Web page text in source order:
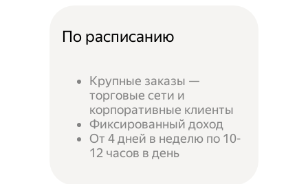
По расписанию
Крупные заказы —
торговые сети и
корпоративные клиенты
Фиксированный доход
От 4 дней в неделю по 10-
12 часов в день